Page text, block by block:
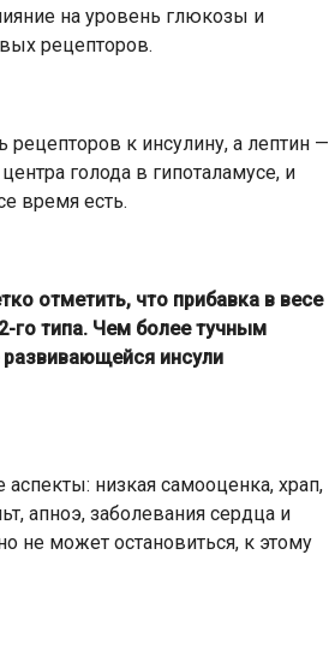
на уровень глюкозы и
рецепторов.
рецепторов к инсулину, а лептин —
голода в гипоталамусе, и
время есть.
отметить, что прибавка в весе
го типа. Чем более тучным
развивающейся инсули
низкая самооценка, храп,
апноэ, заболевания сердца и
не может остановиться, к этому